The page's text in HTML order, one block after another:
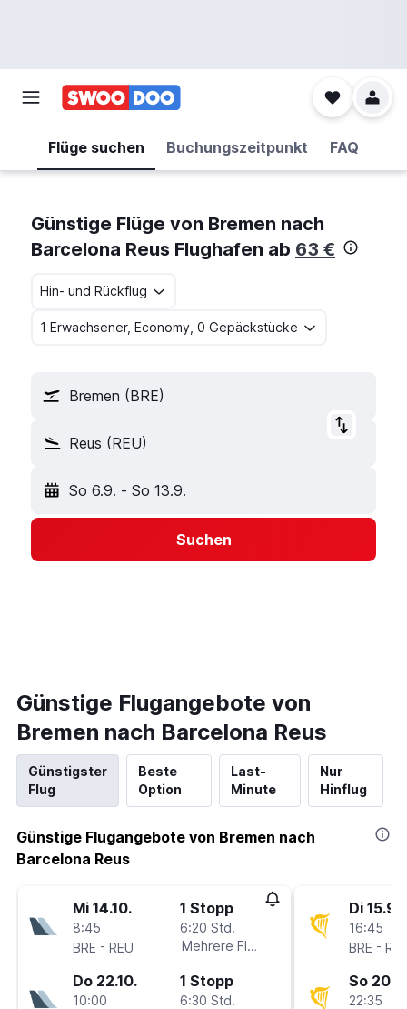
Flüge suchen Buchungszeitpunkt FAQ
Günstige Flüge von Bremen nach
Barcelona Reus Flughafen ab 63 €
Hin- und Rückflug
1 Erwachsener, Economy, 0 Gepäckstücke
Bremen (BRE)
Reus (REU)
So 6.9. - So 13.9.
Suchen
Günstige Flugangebote von
Bremen nach Barcelona Reus
Günstigster
Flug
Beste
Option
Last-
Minute
Nur
Hinflug
Günstige Flugangebote von Bremen nach
Barcelona Reus
Mi 14.10.
8:45
BRE - REU
1 Stopp
6:20 Std.
Mehrere Fluglinien
Do 22.10.
10:00
1 Stopp
6:30 Std.
Di 15.9.
16:45
BRE -
So 20.9.
22:35